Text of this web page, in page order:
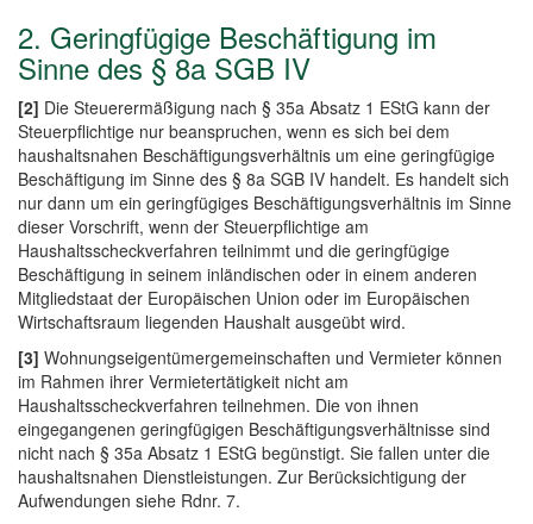
2. Geringfügige Beschäftigung im
Sinne des § 8a SGB IV
[2] Die Steuerermäßigung nach § 35a Absatz 1 EStG kann der
Steuerpflichtige nur beanspruchen, wenn es sich bei dem
haushaltsnahen Beschäftigungsverhältnis um eine geringfügige
Beschäftigung im Sinne des § 8a SGB IV handelt. Es handelt sich
nur dann um ein geringfügiges Beschäftigungsverhältnis im Sinne
dieser Vorschrift, wenn der Steuerpflichtige am
Haushaltsscheckverfahren teilnimmt und die geringfügige
Beschäftigung in seinem inländischen oder in einem anderen
Mitgliedstaat der Europäischen Union oder im Europäischen
Wirtschaftsraum liegenden Haushalt ausgeübt wird.
[3] Wohnungseigentümergemeinschaften und Vermieter können
im Rahmen ihrer Vermietertätigkeit nicht am
Haushaltsscheckverfahren teilnehmen. Die von ihnen
eingegangenen geringfügigen Beschäftigungsverhältnisse sind
nicht nach § 35a Absatz 1 EStG begünstigt. Sie fallen unter die
haushaltsnahen Dienstleistungen. Zur Berücksichtigung der
Aufwendungen siehe Rdnr. 7.